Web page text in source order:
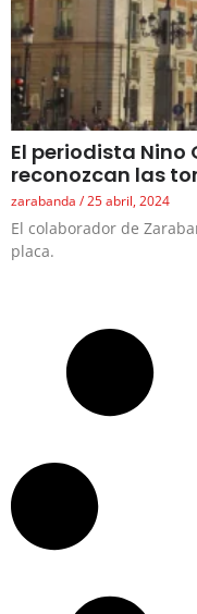
El periodista
reconozcan las
zarabanda 25 abril, 2024
El colaborador de
placa.